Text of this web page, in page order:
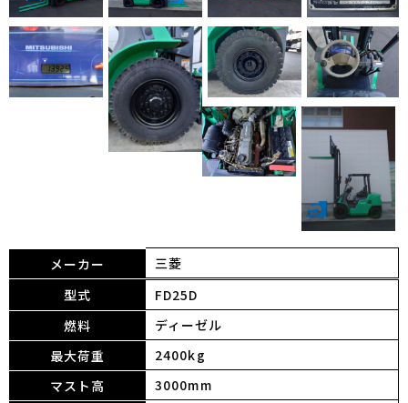
メーカー
三菱
型式
FD25D
燃料
ディーゼル
最大荷重
2400kg
マスト高
3000mm